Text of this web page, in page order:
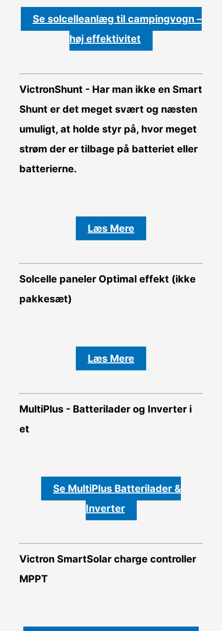
Se solcelleanlæg til campingvogn –
høj effektivitet
VictronShunt - Har man ikke en Smart
Shunt er det meget svært og næsten
umuligt, at holde styr på, hvor meget
strøm der er tilbage på batteriet eller
batterierne.
Læs Mere
Solcelle paneler Optimal effekt (ikke
pakkesæt)
Læs Mere
MultiPlus - Batterilader og Inverter i
et
Se MultiPlus Batterilader &
Inverter
Victron SmartSolar charge controller
MPPT